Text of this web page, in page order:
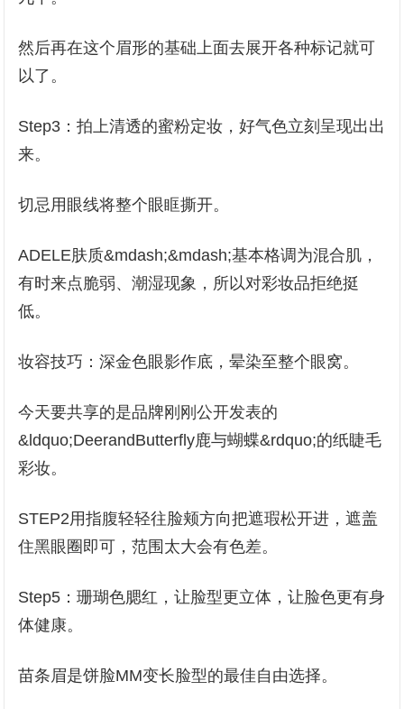
然后再在这个眉形的基础上面去展开各种标记就可
以了。
Step3：拍上清透的蜜粉定妆，好气色立刻呈现出出
来。
切忌用眼线将整个眼眶撕开。
ADELE肤质&mdash;&mdash;基本格调为混合肌，
有时来点脆弱、潮湿现象，所以对彩妆品拒绝挺
低。
妆容技巧：深金色眼影作底，晕染至整个眼窝。
今天要共享的是品牌刚刚公开发表的
&ldquo;DeerandButterfly鹿与蝴蝶&rdquo;的纸睫毛
彩妆。
STEP2用指腹轻轻往脸颊方向把遮瑕松开进，遮盖
住黑眼圈即可，范围太大会有色差。
Step5：珊瑚色腮红，让脸型更立体，让脸色更有身
体健康。
苗条眉是饼脸MM变长脸型的最佳自由选择。